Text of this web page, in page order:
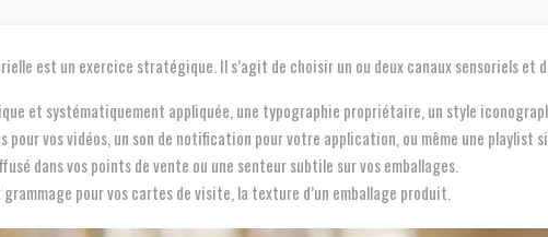
est un exercice stratégique. Il s’agit de choisir un ou deux canaux sensoriels et
et systématiquement appliquée, une typographie propriétaire, un style
pour vos vidéos, un son de notification pour votre application, ou même une playlist
dans vos points de vente ou une senteur subtile sur vos emballages.
pour vos cartes de visite, la texture d’un emballage produit.